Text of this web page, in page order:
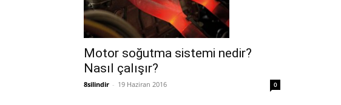
Motor soğutma sistemi nedir?
Nasıl çalışır?
8silindir - 19 Haziran 2016 0